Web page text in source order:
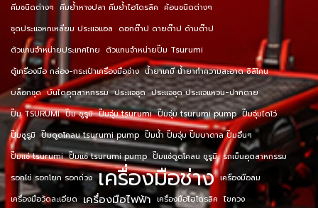
คีมชนิดต่างๆ คีมย้ำหางปลา คีมย้ำไฮโดรลิค ค้อนชนิดต่างๆ
ชุดประแจหกเหลี่ยม ประแจแอล ดอกต๊าป ดายต๊าป ด้ามต๊าป
ตัวแทนจำหน่ายประเทศไทย ตัวแทนจำหน่ายปั๊ม Tsurumi
ตู้เครื่องมือ กล่อง-กระเป๋าเครื่องมือช่าง น้ำยาเคมี น้ำยาทำความสะอาด ซิลิโคน
บล็อกชุด บันไดอุตสาหกรรม ประแจชุด ประแจชุด ประแจแหวน-ปากตาย
ปั๊ม TSURUMI ปั๊ม ซูรูมิ ปั๊มจุ่ม tsurumi ปั๊มจุ่ม tsurumi pump ปั๊มจุ่มไดโว่
ปั๊มซูรูมิ ปั๊มดูดโคลน tsurumi pump ปั๊มน้ำ ปั๊มจุ่ม ปั๊มบาดาล ปั๊มอื่นๆ
ปั๊มแช่ tsurumi ปั๊มแช่ tsurumi pump ปั๊มแช่ดูดโคลน ซูรูมิ รถเข็นอุตสาหกรรม
รอกโซ่ รอกโยก รอกถ่วง เครื่องมือช่าง เครื่องมือลม
เครื่องมือวัดละเอียด เครื่องมือไฟฟ้า เครื่องมือไฮโดรลิค ไขควง